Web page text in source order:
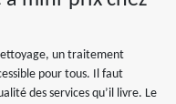
un traitement
pour tous. Il faut
des services qu’il livre. Le